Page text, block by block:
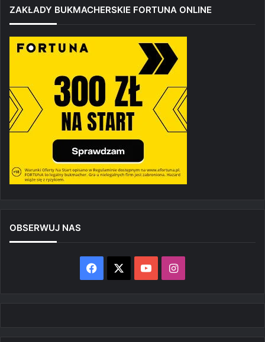
ZAKŁADY BUKMACHERSKIE FORTUNA ONLINE
OBSERWUJ NAS
Facebook YouTubeInstagram